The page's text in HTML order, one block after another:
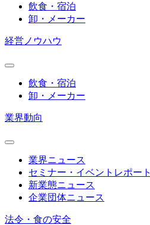
飲食・宿泊
卸・メーカー
経営ノウハウ
飲食・宿泊
卸・メーカー
業界動向
業界ニュース
セミナー・イベントレポート
新業態ニュース
企業団体ニュース
法令・食の安全